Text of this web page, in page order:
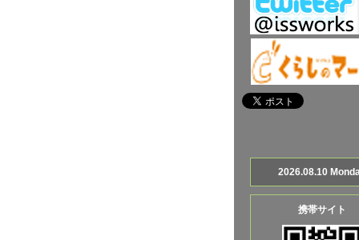
2026.08.10
携帯サイト